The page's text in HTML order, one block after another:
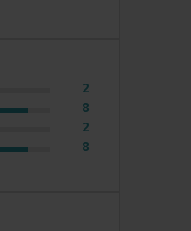
2
8
2
8